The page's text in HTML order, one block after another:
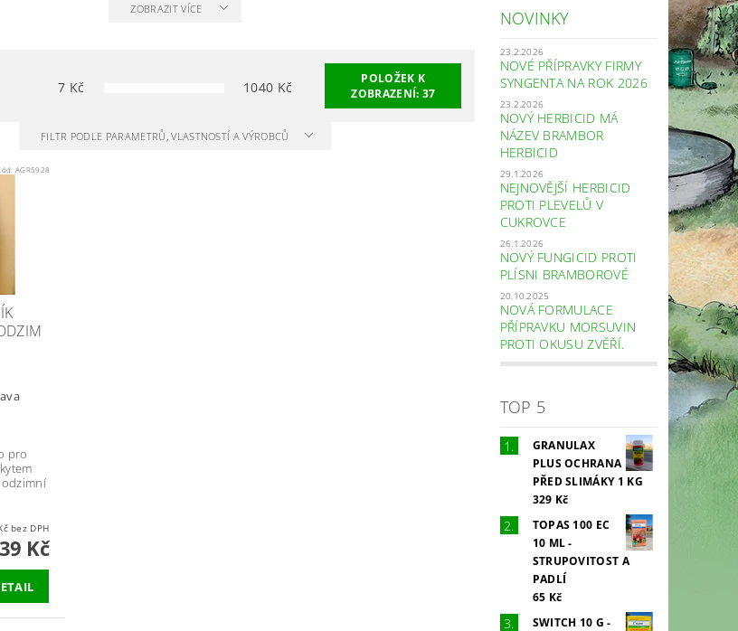
ZOBRAZIT VÍCE
7 Kč 1040 Kč
POLOŽEK K
ZOBRAZENÍ: 37
FILTR PODLE PARAMETRŮ, VLASTNOSTÍ A VÝROBCŮ
AGR5928
pro
859 Kč bez DPH
Kč
NOVINKY
23.2.2026
NOVÉ PŘÍPRAVKY FIRMY
SYNGENTA NA ROK 2026
23.2.2026
NOVÝ HERBICID MÁ
NÁZEV BRAMBOR
HERBICID
29.1.2026
NEJNOVĚJŠÍ HERBICID
PROTI PLEVELŮ V
CUKROVCE
26.1.2026
NOVÝ FUNGICID PROTI
PLÍSNI BRAMBOROVÉ
20.10.2025
NOVÁ FORMULACE
PŘÍPRAVKU MORSUVIN
PROTI OKUSU ZVĚŘÍ.
TOP 5
GRANULAX
PLUS OCHRANA
PŘED SLIMÁKY 1 KG
329 Kč
TOPAS 100 EC
10 ML -
STRUPOVITOST A
PADLÍ
65 Kč
SWITCH 10 G -